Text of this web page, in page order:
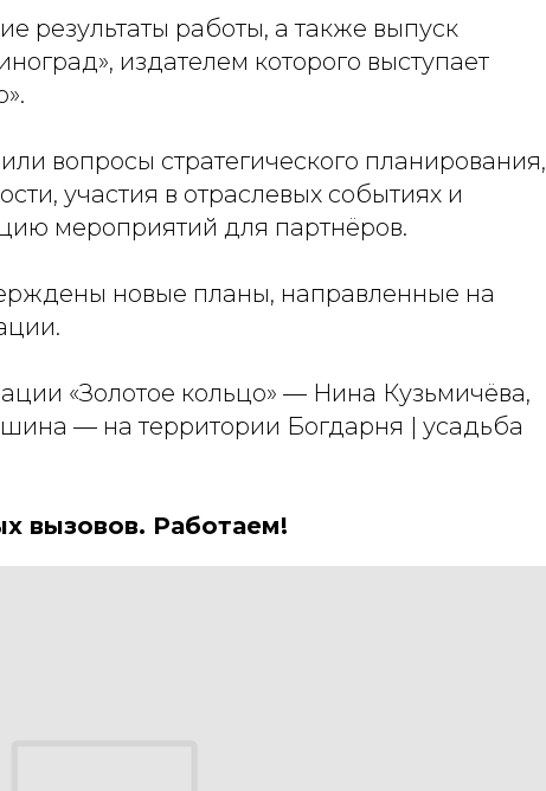
результаты работы, а также выпуск
издателем которого выступает
вопросы стратегического планирования,
участия в отраслевых событиях и
мероприятий для партнёров.
новые планы, направленные на
«Золотое кольцо» — Нина Кузьмичёва,
— на территории Богдарня | усадьба
вызовов. Работаем!